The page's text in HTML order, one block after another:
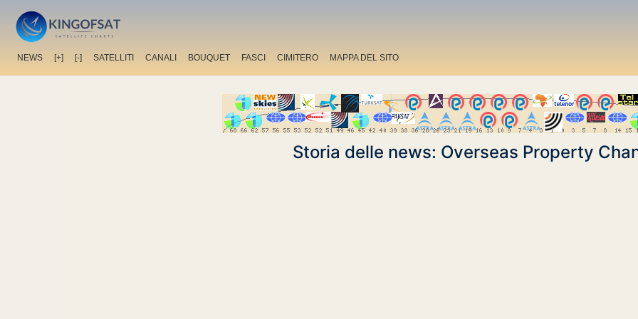
NEWS [+] [-] SATELLITI CANALI BOUQUET FASCI CIMITERO MAPPA DEL SITO
Storia delle news: Overseas Property